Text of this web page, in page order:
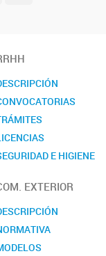
E HIGIENE
EXTERIOR